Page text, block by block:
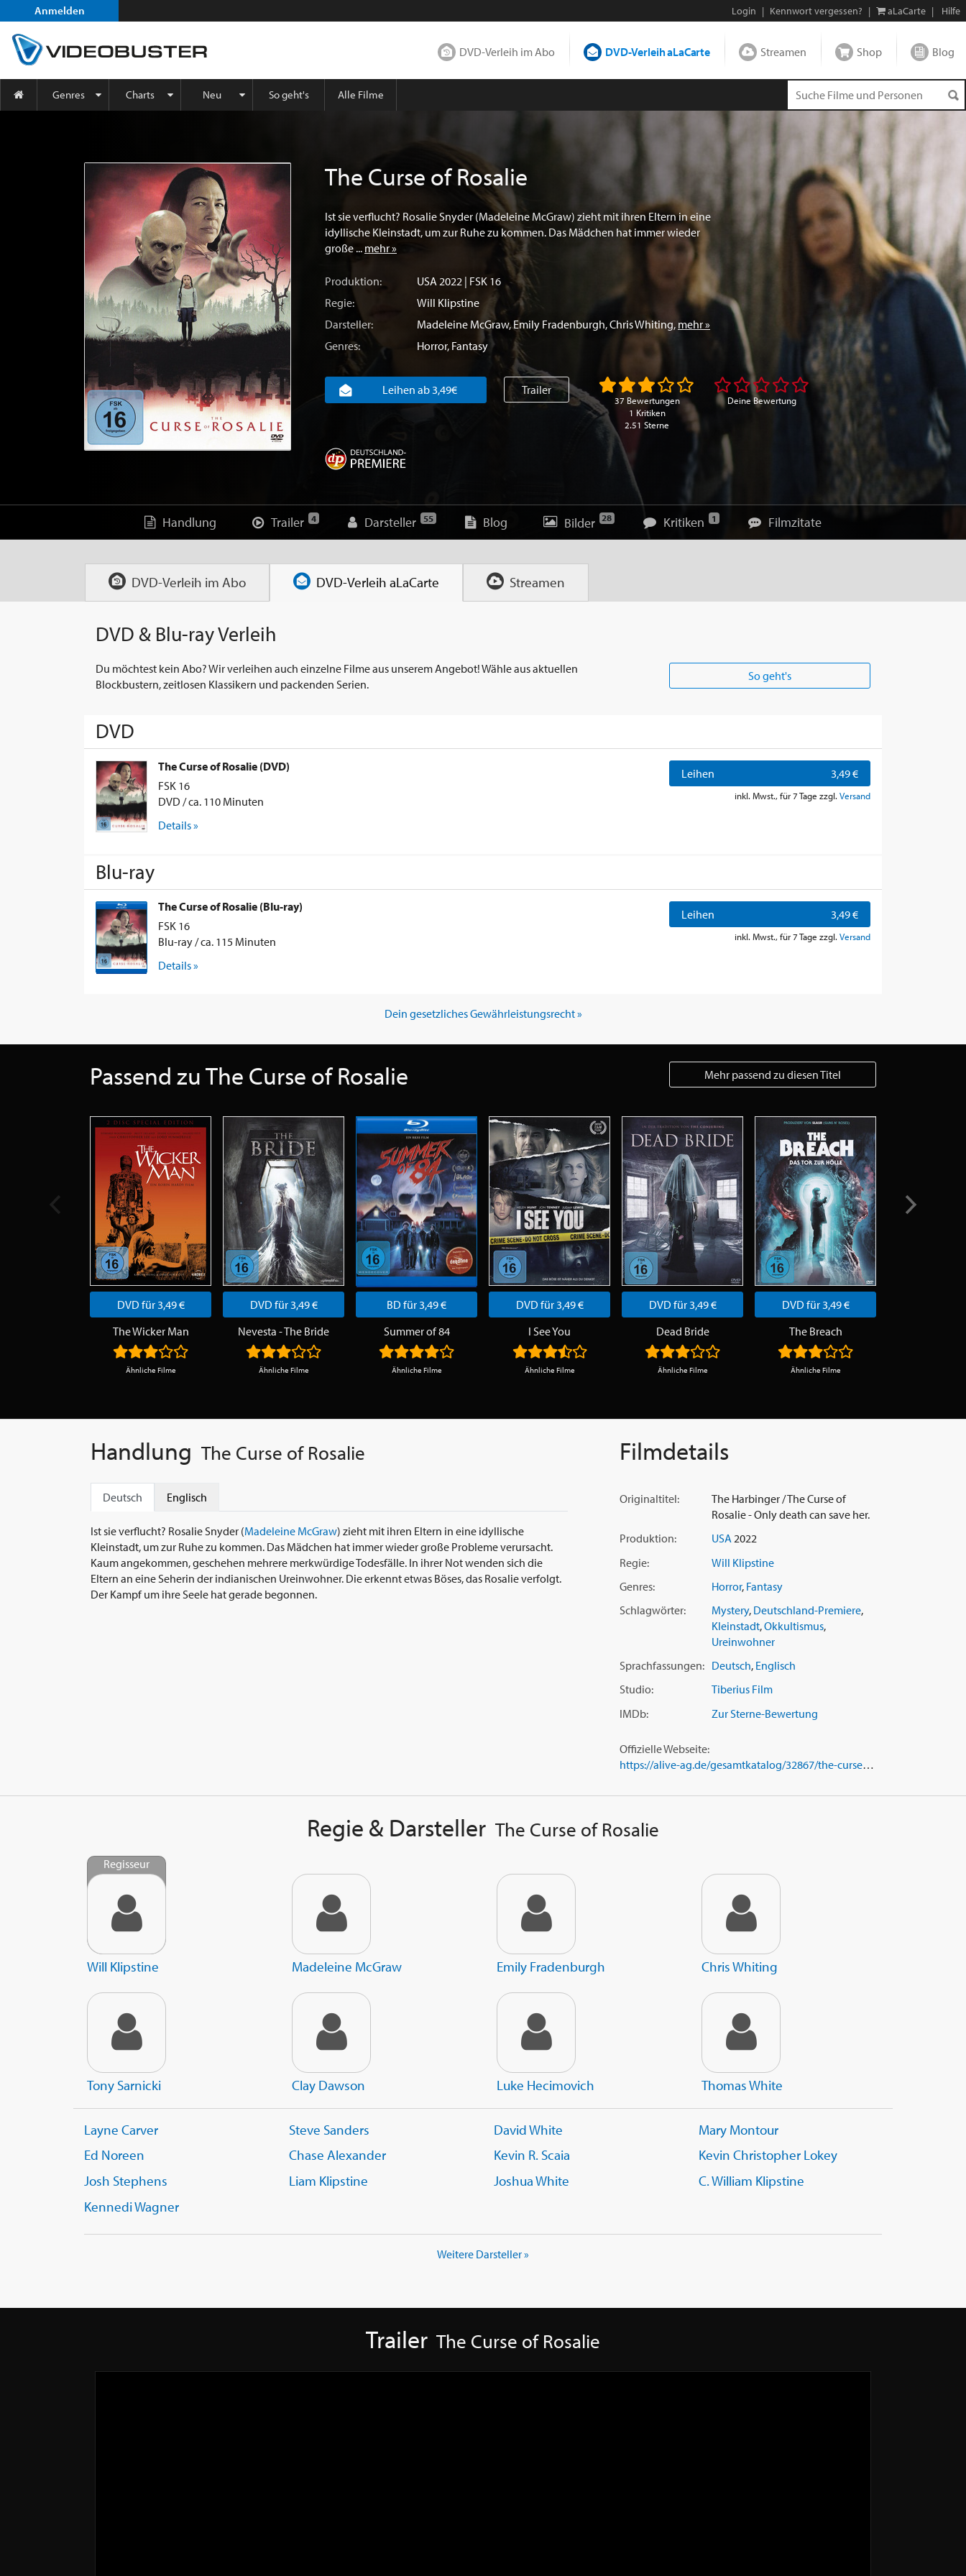
Anmelden Login | Kennwort vergessen? | aLaCarte | Hilfe
DVD-Verleih im Abo DVD-Verleih aLaCarte Streamen Shop Blog
Genres Charts Neu So geht's Alle Filme
The Curse of Rosalie
Ist sie verflucht? Rosalie Snyder (Madeleine McGraw) zieht mit ihren Eltern in eine
idyllische Kleinstadt, um zur Ruhe zu kommen. Das Mädchen hat immer wieder
große ... mehr »
Produktion: USA2022 | FSK 16
Regie:
Will Klipstine
Darsteller:
Madeleine McGraw,Emily Fradenburgh,Chris Whiting, mehr »
Genres:
Horror, Fantasy
Leihen ab 3,49€ Trailer
37 Bewertungen
1 Kritiken
2.51 Sterne
Deine Bewertung
Handlung Trailer 4 Darsteller 55 Blog Bilder 28 Kritiken 1 Filmzitate
DVD-Verleih im Abo DVD-Verleih aLaCarte Streamen
DVD & Blu-ray Verleih
Du möchtest kein Abo? Wir verleihen auch einzelne Filme aus unserem Angebot! Wähle aus aktuellen
Blockbustern, zeitlosen Klassikern und packenden Serien.
So geht's
DVD
The Curse of Rosalie (DVD)
FSK 16
DVD / ca. 110 Minuten
Details »
Leihen 3,49 €
inkl. Mwst., für 7 Tage zzgl. Versand
Blu-ray
The Curse of Rosalie (Blu-ray)
FSK 16
Blu-ray / ca. 115 Minuten
Details »
Leihen 3,49 €
inkl. Mwst., für 7 Tage zzgl. Versand
Dein gesetzliches Gewährleistungsrecht »
Passend zu The Curse of Rosalie Mehr passend zu diesen Titel
DVD für 3,49 €
The Wicker Man
Ähnliche Filme
DVD für 3,49 €
Nevesta - The Bride
Ähnliche Filme
BD für 3,49 €
Summer of 84
Ähnliche Filme
DVD für 3,49 €
I See You
Ähnliche Filme
DVD für 3,49 €
Dead Bride
Ähnliche Filme
DVD für 3,49 €
The Breach
Ähnliche Filme
Handlung The Curse of Rosalie
Deutsch Englisch
Ist sie verflucht? Rosalie Snyder (Madeleine McGraw) zieht mit ihren Eltern in eine idyllische
Kleinstadt, um zur Ruhe zu kommen. Das Mädchen hat immer wieder große Probleme verursacht.
Kaum angekommen, geschehen mehrere merkwürdige Todesfälle. In ihrer Not wenden sich die
Eltern an eine Seherin der indianischen Ureinwohner. Die erkennt etwas Böses, das Rosalie verfolgt.
Der Kampf um ihre Seele hat gerade begonnen.
Filmdetails
Originaltitel:
The Harbinger / The Curse of
Rosalie - Only death can save her.
Produktion:
USA2022
Regie:
Will Klipstine
Genres:
Horror, Fantasy
Schlagwörter:
Mystery, Deutschland-Premiere,
Kleinstadt,Okkultismus,
Ureinwohner
Sprachfassungen: Deutsch, Englisch
Studio:
Tiberius Film
IMDb:
Zur Sterne-Bewertung
Offizielle Webseite:
https://alive-ag.de/gesamtkatalog/32867/the-curse-of-rosalie
Regie & Darsteller The Curse of Rosalie
Regisseur
Will Klipstine Madeleine McGraw Emily Fradenburgh Chris Whiting
Tony Sarnicki Clay Dawson Luke Hecimovich Thomas White
Layne Carver Steve Sanders David White
Mary Montour
Ed Noreen
Chase Alexander Kevin R. Scaia
Kevin Christopher Lokey
Josh Stephens
Liam Klipstine Joshua White
C. William Klipstine
Kennedi Wagner
Weitere Darsteller »
Trailer The Curse of Rosalie